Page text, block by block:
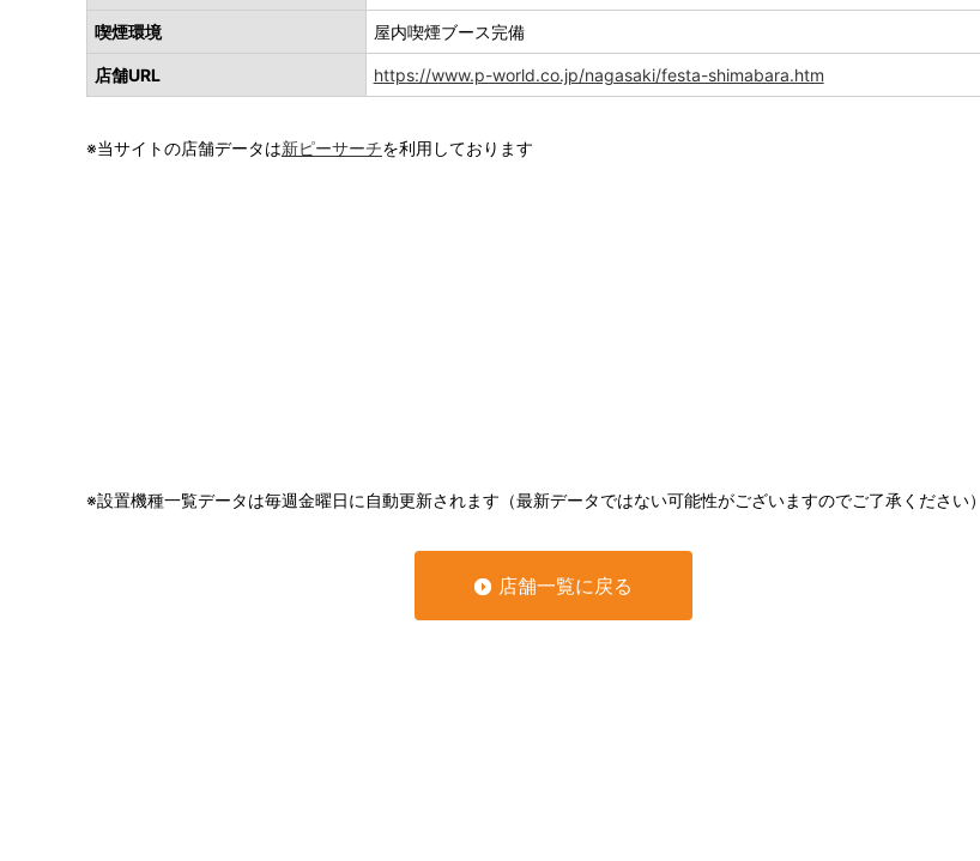
喫煙環境 屋内喫煙ブース完備
店舗URL https://www.p-world.co.jp/nagasaki/festa-shimabara.htm
※当サイトの店舗データは新ピーサーチを利用しております
※設置機種一覧データは毎週金曜日に自動更新されます（最新データではない可能性がございますのでご了承ください）
店舗一覧に戻る